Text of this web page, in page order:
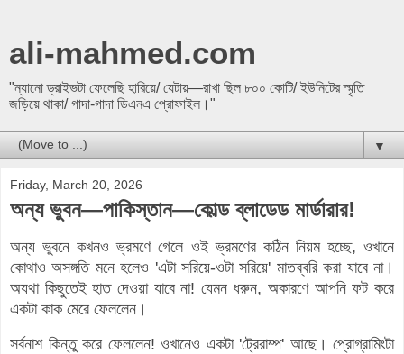
ali-mahmed.com
"ন্যানো ড্রাইভটা ফেলেছি হারিয়ে/ যেটায়—রাখা ছিল ৮০০ কোটি/ ইউনিটের স্মৃতি
জড়িয়ে থাকা/ গাদা-গাদা ডিএনএ প্রোফাইল।"
▼
Friday, March 20, 2026
অন্য ভুবন—পাকিস্তান—কোল্ড ব্লাডেড মার্ডারার!
অন্য ভুবনে কখনও ভ্রমণে গেলে ওই ভ্রমণের কঠিন নিয়ম হচ্ছে, ওখানে
কোথাও অসঙ্গতি মনে হলেও 'এটা সরিয়ে-ওটা সরিয়ে' মাতব্বরি করা যাবে না।
অযথা কিছুতেই হাত দেওয়া যাবে না! যেমন ধরুন, অকারণে আপনি ফট করে
একটা কাক মেরে ফেললেন।
সর্বনাশ কিন্তু করে ফেললেন! ওখানেও একটা 'ট্রেরাম্প' আছে। প্রোগ্রামিংটা